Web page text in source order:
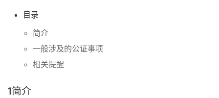
目录
简介
一般涉及的公证事项
相关提醒
1简介